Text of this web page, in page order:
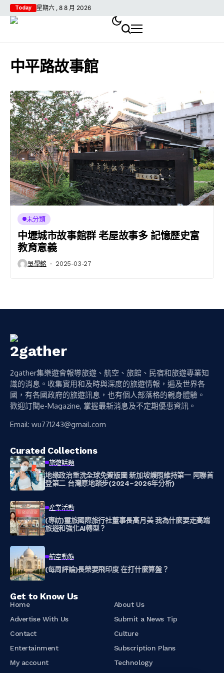
Today 星期六 , 8 8 月 2026
中平路故事館
未分類
中壢城市故事館群 老屋故事多 記憶歷史富
教育意義
吳學銘 2025-03-27
2gather集樂遊會報導旅遊、航空、旅館、民宿和旅遊專業知
識的消息。收集實用和及時與深度的旅遊情報，遍及世界各
國，有各國政府的旅遊訊息，也有個人部落格的親身體驗。
歡迎訂閱e-Magazine, 掌握最新消息及不定期優惠資訊。
Email: wu771243@gmail.com
Curated Collections
旅遊話題
地缘政治重洗全球免簽版圖 新加坡護照維持第一 阿聯首
登第二 台灣原地踏步(2024~2026年分析)
產業活動
(專訪)璽旅國際旅行社董事長高月美 我為什麼要走高端
旅遊和強化AI轉型？
航空動態
(每周評論)長榮要飛印度 在打什麼算盤？
Get to Know Us
Home
About Us
Advertise With Us
Submit a News Tip
Contact
Culture
Entertainment
Subscription Plans
My account
Technology